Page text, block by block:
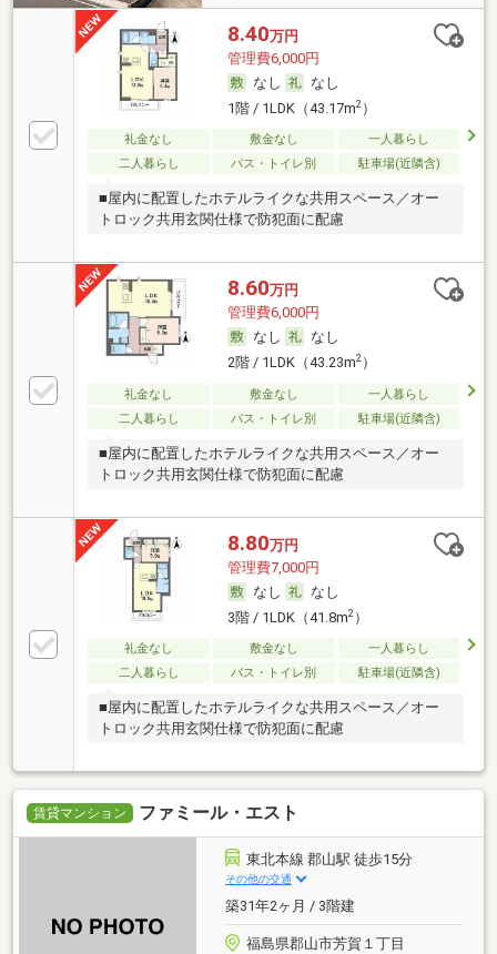
8.40万円
管理費6,000円
なし
なし
1階 / 1LDK（43.17m2）
礼金なし 敷金なし
一人暮らし
二人暮らし
バス・トイレ別 駐車場(近隣含)
■屋内に配置したホテルライクな共用スペース／オー
トロック共用玄関仕様で防犯面に配慮
8.60万円
管理費6,000円
なし
なし
2階 / 1LDK（43.23m2）
礼金なし 敷金なし
一人暮らし
二人暮らし
バス・トイレ別 駐車場(近隣含)
■屋内に配置したホテルライクな共用スペース／オー
トロック共用玄関仕様で防犯面に配慮
8.80万円
管理費7,000円
なし
なし
3階 / 1LDK（41.8m2）
礼金なし 敷金なし
一人暮らし
二人暮らし
バス・トイレ別 駐車場(近隣含)
■屋内に配置したホテルライクな共用スペース／オー
トロック共用玄関仕様で防犯面に配慮
賃貸マンション ファミール・エスト
東北本線 郡山駅 徒歩15分
その他の交通
築31年2ヶ月 / 3階建
福島県郡山市芳賀１丁目